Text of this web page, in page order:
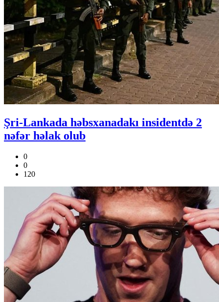
Şri-Lankada həbsxanadakı insidentdə 2
nəfər həlak olub
0
0
120